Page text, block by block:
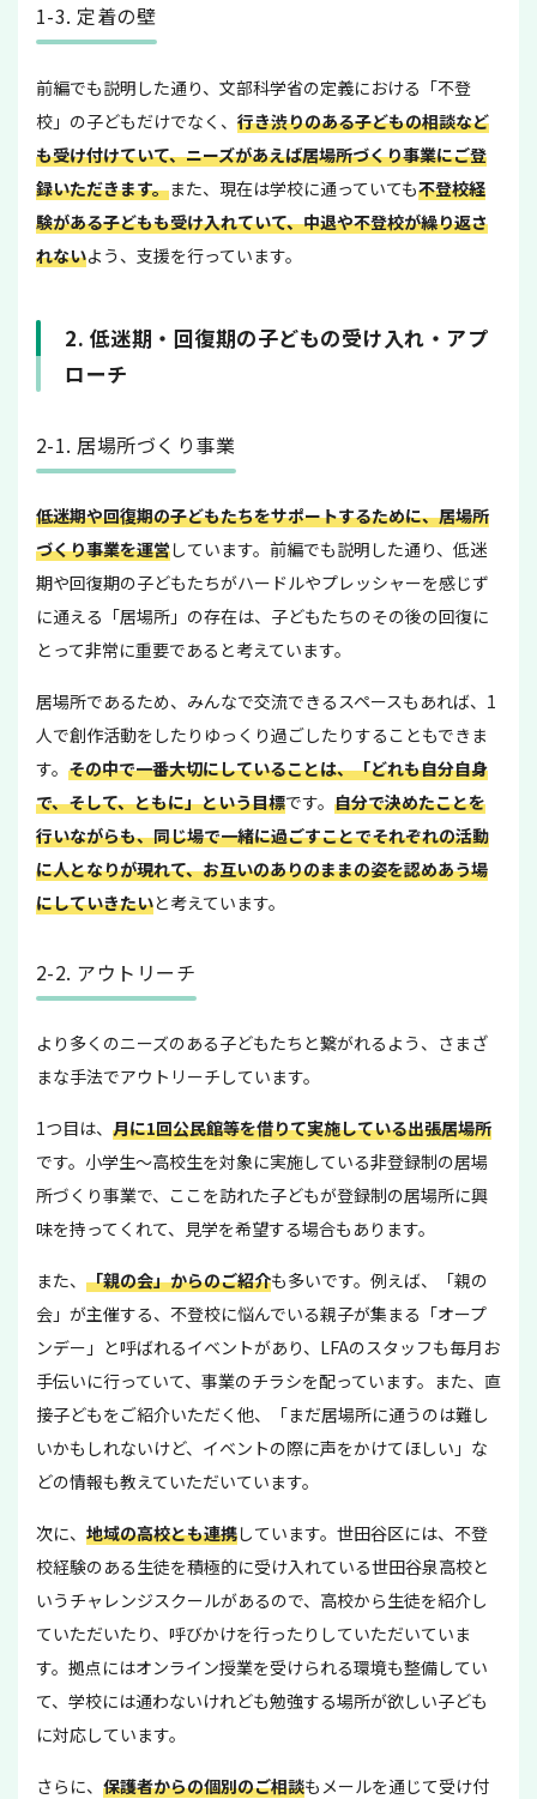
1-3. 定着の壁
前編でも説明した通り、文部科学省の定義における「不登
校」の子どもだけでなく、 行き渋りのある子どもの相談など
も受け付けていて、ニーズがあえば居場所づくり事業にご登
録いただきます。また、現在は学校に通っていても不登校経
験がある子どもも受け入れていて、中退や不登校が繰り返さ
れないよう、支援を行っています。
2. 低迷期・回復期の子どもの受け入れ・アプ
ローチ
2-1. 居場所づくり事業
低迷期や回復期の子どもたちをサポートするために、居場所
づくり事業を運営しています。前編でも説明した通り、低迷
期や回復期の子どもたちがハードルやプレッシャーを感じず
に通える「居場所」の存在は、子どもたちのその後の回復に
とって非常に重要であると考えています。
居場所であるため、みんなで交流できるスペースもあれば、1
人で創作活動をしたりゆっくり過ごしたりすることもできま
す。 その中で一番大切にしていることは、「どれも自分自身
で、そして、ともに」という目標です。 自分で決めたことを
行いながらも、同じ場で一緒に過ごすことでそれぞれの活動
に人となりが現れて、お互いのありのままの姿を認めあう場
にしていきたいと考えています。
2-2. アウトリーチ
より多くのニーズのある子どもたちと繋がれるよう、さまざ
まな手法でアウトリーチしています。
1つ目は、 月に1回公民館等を借りて実施している出張居場所
です。小学生〜高校生を対象に実施している非登録制の居場
所づくり事業で、ここを訪れた子どもが登録制の居場所に興
味を持ってくれて、見学を希望する場合もあります。
また、 「親の会」からのご紹介も多いです。例えば、「親の
会」が主催する、不登校に悩んでいる親子が集まる「オープ
ンデー」と呼ばれるイベントがあり、LFAのスタッフも毎月お
手伝いに行っていて、事業のチラシを配っています。また、直
接子どもをご紹介いただく他、「まだ居場所に通うのは難し
いかもしれないけど、イベントの際に声をかけてほしい」な
どの情報も教えていただいています。
次に、 地域の高校とも連携しています。世田谷区には、不登
校経験のある生徒を積極的に受け入れている世田谷泉高校と
いうチャレンジスクールがあるので、高校から生徒を紹介し
ていただいたり、呼びかけを行ったりしていただいていま
す。拠点にはオンライン授業を受けられる環境も整備してい
て、学校には通わないけれども勉強する場所が欲しい子ども
に対応しています。
さらに、 保護者からの個別のご相談もメールを通じて受け付